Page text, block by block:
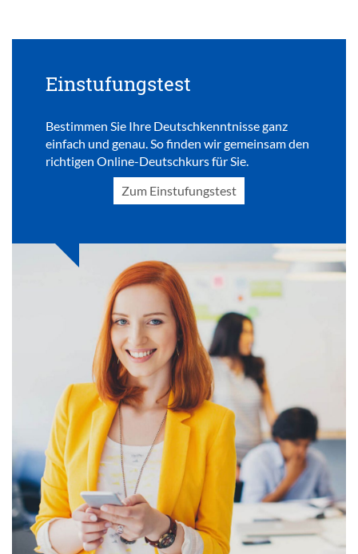
Einstufungstest
Bestimmen Sie Ihre Deutschkenntnisse ganz
einfach und genau. So finden wir gemeinsam den
richtigen Online-Deutschkurs für Sie.
Zum Einstufungstest